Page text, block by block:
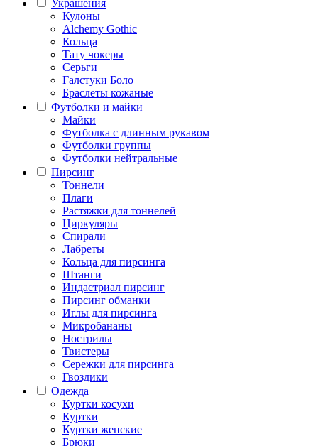
Украшения
Кулоны
Alchemy Gothic
Кольца
Тату чокеры
Серьги
Галстуки Боло
Браслеты кожаные
Футболки и майки
Майки
Футболка с длинным рукавом
Футболки группы
Футболки нейтральные
Пирсинг
Тоннели
Плаги
Растяжки для тоннелей
Циркуляры
Спирали
Лабреты
Кольца для пирсинга
Штанги
Индастриал пирсинг
Пирсинг обманки
Иглы для пирсинга
Микробананы
Нострилы
Твистеры
Сережки для пирсинга
Гвоздики
Одежда
Куртки косухи
Куртки
Куртки женские
Брюки